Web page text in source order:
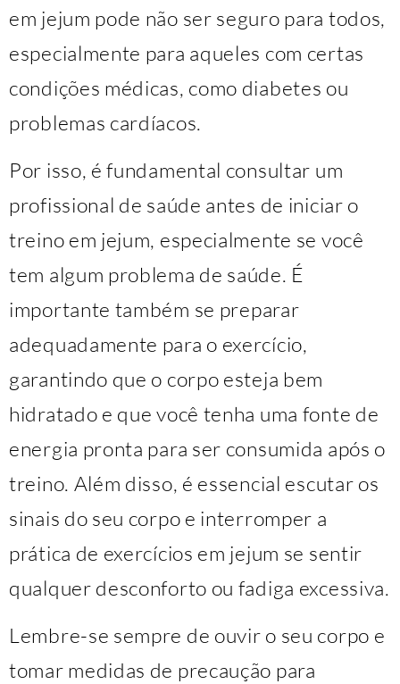
em jejum pode não ser seguro para todos,
especialmente para aqueles com certas
condições médicas, como diabetes ou
problemas cardíacos.
Por isso, é fundamental consultar um
profissional de saúde antes de iniciar o
treino em jejum, especialmente se você
tem algum problema de saúde. É
importante também se preparar
adequadamente para o exercício,
garantindo que o corpo esteja bem
hidratado e que você tenha uma fonte de
energia pronta para ser consumida após o
treino. Além disso, é essencial escutar os
sinais do seu corpo e interromper a
prática de exercícios em jejum se sentir
qualquer desconforto ou fadiga excessiva.
Lembre-se sempre de ouvir o seu corpo e
tomar medidas de precaução para